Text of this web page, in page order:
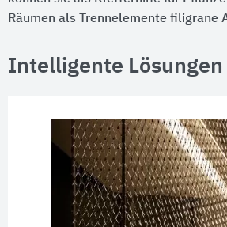
Räumen als Trennelemente filigrane
Intelligente